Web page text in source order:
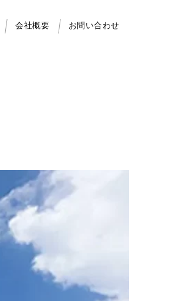
会社概要 お問い合わせ